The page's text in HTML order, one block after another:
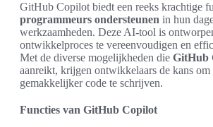
GitHub Copilot biedt een reeks krachtige
programmeurs ondersteunen in hun
werkzaamheden. Deze AI-tool is
ontwikkelproces te vereenvoudigen en
Met de diverse mogelijkheden die GitHub
aanreikt, krijgen ontwikkelaars de kans om
gemakkelijker code te schrijven.
Functies van GitHub Copilot